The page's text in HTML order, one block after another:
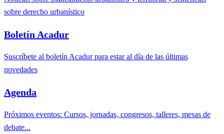
sobre derecho urbanístico
Boletín Acadur
Suscríbete al boletín Acadur para estar al día de las últimas
novedades
Agenda
Próximos eventos: Cursos, jornadas, congresos, talleres, mesas de
debate...